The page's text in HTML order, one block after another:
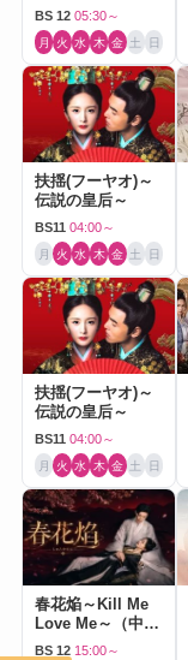
BS 12 05:30～
月 火 水 木 金 土 日
扶揺(フーヤオ)～
伝説の皇后～
BS11 04:00～
月 火 水 木 金 土 日
扶揺(フーヤオ)～
伝説の皇后～
BS11 04:00～
月 火 水 木 金 土 日
春花焔～Kill Me
Love Me～（中国
ドラマ）
BS 12 15:00～